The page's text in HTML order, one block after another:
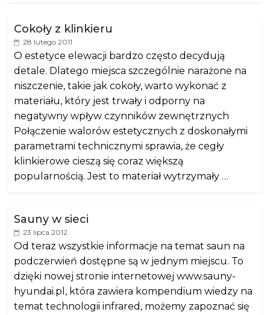
Cokoły z klinkieru
28 lutego 2011
O estetyce elewacji bardzo często decydują
detale. Dlatego miejsca szczególnie narażone na
niszczenie, takie jak cokoły, warto wykonać z
materiału, który jest trwały i odporny na
negatywny wpływ czynników zewnętrznych
Połączenie walorów estetycznych z doskonałymi
parametrami technicznymi sprawia, że cegły
klinkierowe cieszą się coraz większą
popularnością. Jest to materiał wytrzymały …
Sauny w sieci
23 lipca 2012
Od teraz wszystkie informacje na temat saun na
podczerwień dostępne są w jednym miejscu. To
dzięki nowej stronie internetowej www.sauny-
hyundai.pl, która zawiera kompendium wiedzy na
temat technologii infrared, możemy zapoznać się